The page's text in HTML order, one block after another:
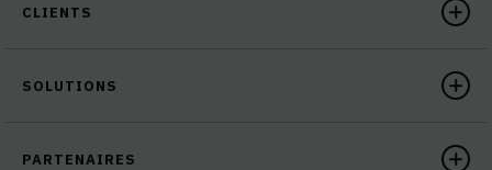
CLIENTS
SOLUTIONS
PARTENAIRES